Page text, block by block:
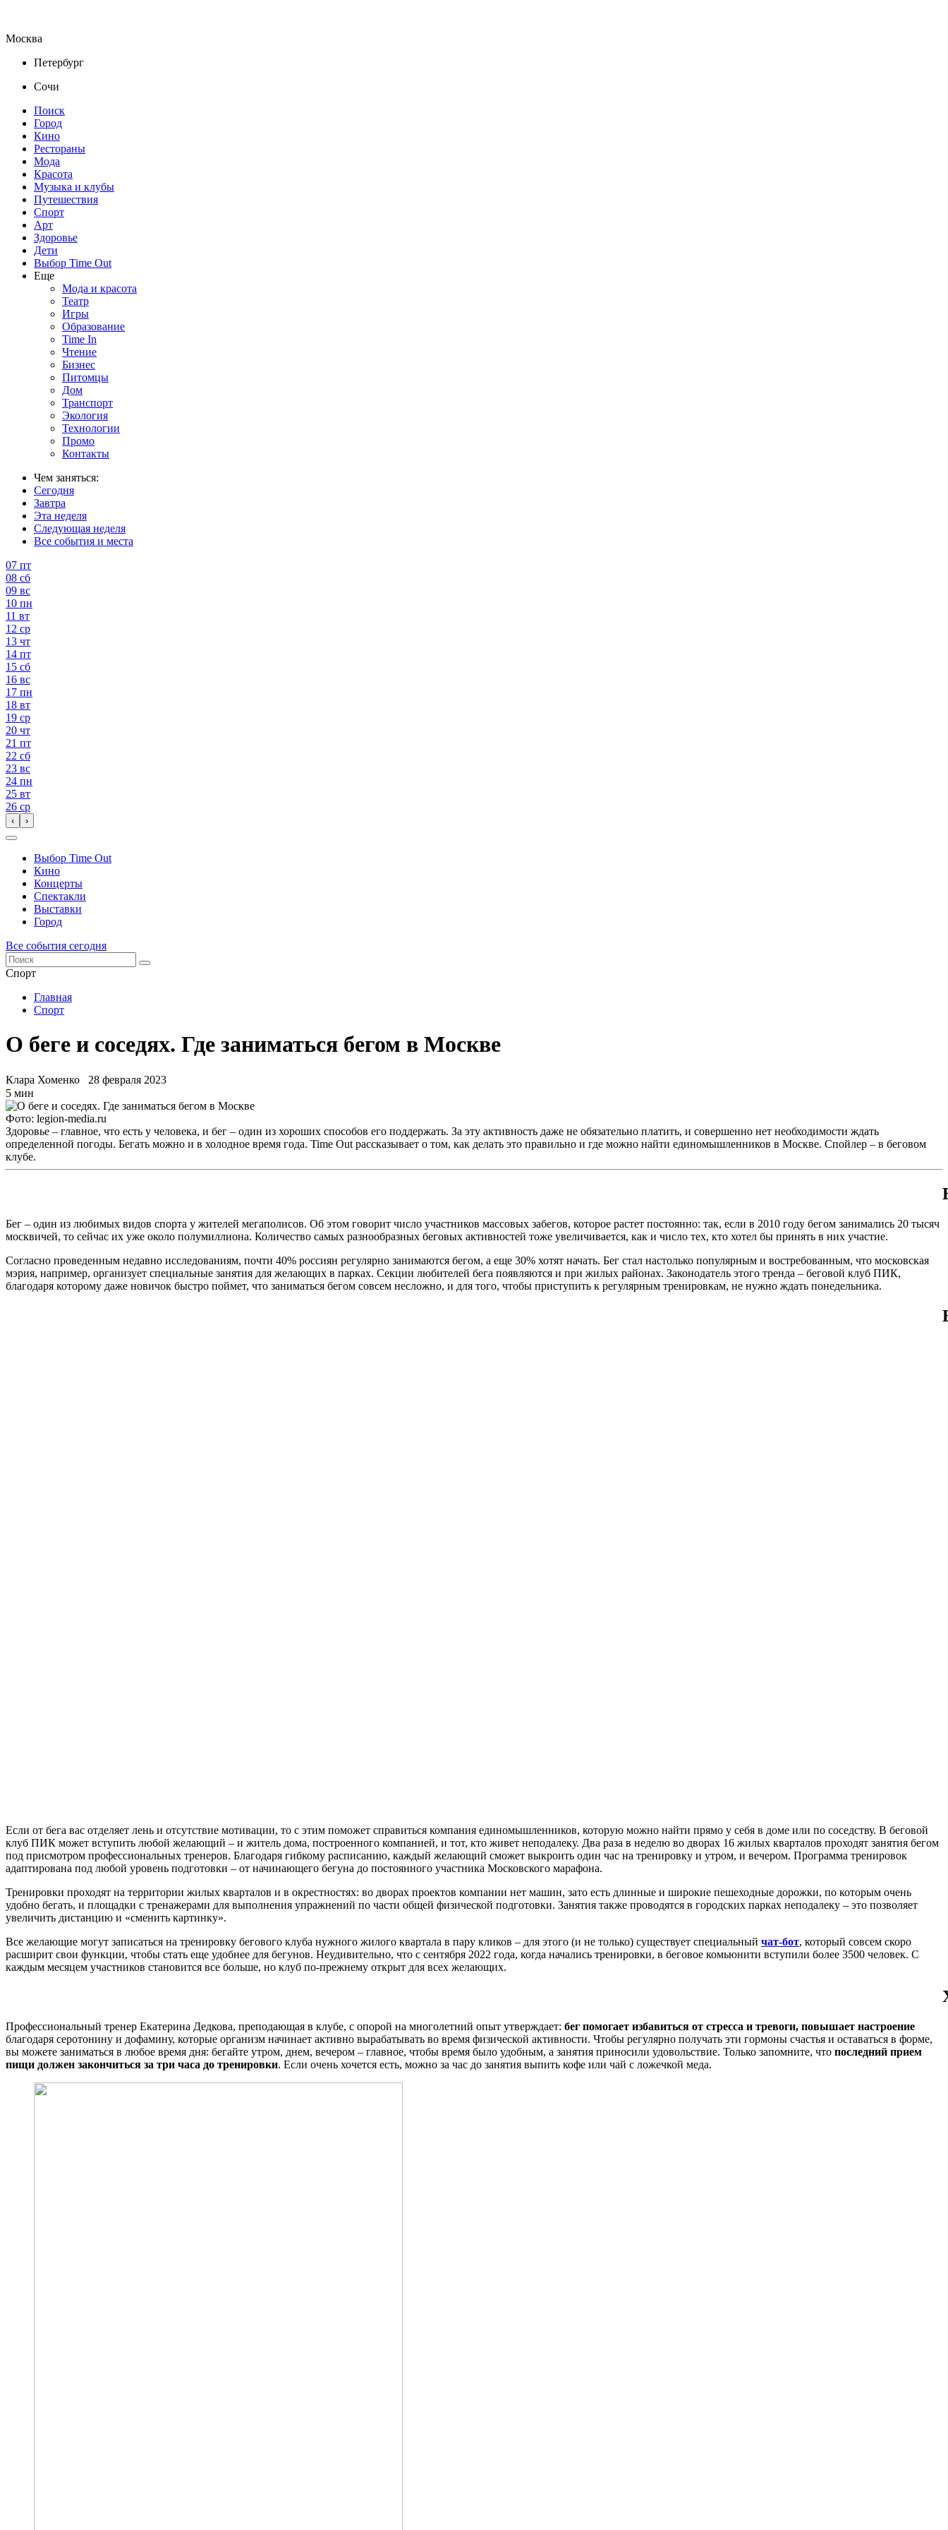
Москва
Петербург
Сочи
Поиск
Город
Кино
Рестораны
Мода
Красота
Музыка и клубы
Путешествия
Спорт
Арт
Здоровье
Дети
Выбор Time Out
Еще
Мода и красота
Театр
Игры
Образование
Time In
Чтение
Бизнес
Питомцы
Дом
Транспорт
Экология
Технологии
Промо
Контакты
Чем заняться:
Сегодня
Завтра
Эта неделя
Следующая неделя
Все события и места
07 пт
08 сб
09 вс
10 пн
11 вт
12 ср
13 чт
14 пт
15 сб
16 вс
17 пн
18 вт
19 ср
20 чт
21 пт
22 сб
23 вс
24 пн
25 вт
26 ср
‹ ›
Выбор Time Out
Кино
Концерты
Спектакли
Выставки
Город
Все события сегодня
Спорт
Главная
Спорт
О беге и соседях. Где заниматься бегом в Москве
Клара Хоменко
28 февраля 2023
5 мин
Фото: legion-media.ru
Здоровье – главное, что есть у человека, и бег – один из хороших способов его поддержать. За эту активность даже не обязательно платить, и совершенно нет необходимости ждать
определенной погоды. Бегать можно и в холодное время года. Time Out рассказывает о том, как делать это правильно и где можно найти единомышленников в Москве. Спойлер – в беговом
клубе.
Бег – один из любимых видов спорта у жителей мегаполисов. Об этом говорит число участников массовых забегов, которое растет постоянно: так, если в 2010 году бегом занимались 20 тысяч
москвичей, то сейчас их уже около полумиллиона. Количество самых разнообразных беговых активностей тоже увеличивается, как и число тех, кто хотел бы принять в них участие.
Согласно проведенным недавно исследованиям, почти 40% россиян регулярно занимаются бегом, а еще 30% хотят начать. Бег стал настолько популярным и востребованным, что московская
мэрия, например, организует специальные занятия для желающих в парках. Секции любителей бега появляются и при жилых районах. Законодатель этого тренда – беговой клуб ПИК,
благодаря которому даже новичок быстро поймет, что заниматься бегом совсем несложно, и для того, чтобы приступить к регулярным тренировкам, не нужно ждать понедельника.
Если от бега вас отделяет лень и отсутствие мотивации, то с этим поможет справиться компания единомышленников, которую можно найти прямо у себя в доме или по соседству. В беговой
клуб ПИК может вступить любой желающий – и житель дома, построенного компанией, и тот, кто живет неподалеку. Два раза в неделю во дворах 16 жилых кварталов проходят занятия бегом
под присмотром профессиональных тренеров. Благодаря гибкому расписанию, каждый желающий сможет выкроить один час на тренировку и утром, и вечером. Программа тренировок
адаптирована под любой уровень подготовки – от начинающего бегуна до постоянного участника Московского марафона.
Тренировки проходят на территории жилых кварталов и в окрестностях: во дворах проектов компании нет машин, зато есть длинные и широкие пешеходные дорожки, по которым очень
удобно бегать, и площадки с тренажерами для выполнения упражнений по части общей физической подготовки. Занятия также проводятся в городских парках неподалеку – это позволяет
увеличить дистанцию и «сменить картинку».
Все желающие могут записаться на тренировку бегового клуба нужного жилого квартала в пару кликов – для этого (и не только) существует специальный чат-бот, который совсем скоро
расширит свои функции, чтобы стать еще удобнее для бегунов. Неудивительно, что с сентября 2022 года, когда начались тренировки, в беговое комьюнити вступили более 3500 человек. С
каждым месяцем участников становится все больше, но клуб по-прежнему открыт для всех желающих.
Профессиональный тренер Екатерина Дедкова, преподающая в клубе, с опорой на многолетний опыт утверждает: бег помогает избавиться от стресса и тревоги, повышает настроение
благодаря серотонину и дофамину, которые организм начинает активно вырабатывать во время физической активности. Чтобы регулярно получать эти гормоны счастья и оставаться в форме,
вы можете заниматься в любое время дня: бегайте утром, днем, вечером – главное, чтобы время было удобным, а занятия приносили удовольствие. Только запомните, что последний прием
пищи должен закончиться за три часа до тренировки. Если очень хочется есть, можно за час до занятия выпить кофе или чай с ложечкой меда.